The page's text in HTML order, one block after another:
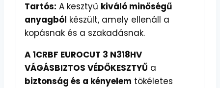
Tartós: A kesztyű kiváló minőségű
anyagból készült, amely ellenáll a
kopásnak és a szakadásnak.
A 1CRBF EUROCUT 3 N318HV
VÁGÁSBIZTOS VÉDŐKESZTYŰ a
biztonság és a kényelem tökéletes